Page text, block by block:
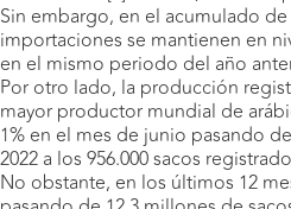
Sin embargo, en el acumulado
importaciones se mantienen en
en el mismo periodo del año
Por otro lado, la producción
mayor productor mundial de
1% en el mes de junio pasando
2022 a los 956.000 sacos
No obstante, en los últimos 12